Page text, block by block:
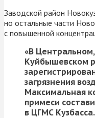
Заводской район
но остальные части
с повышенной
«В
Куйбышевском
загрязнения
Максимальная
примеси
в ЦГМС Кузбасса.